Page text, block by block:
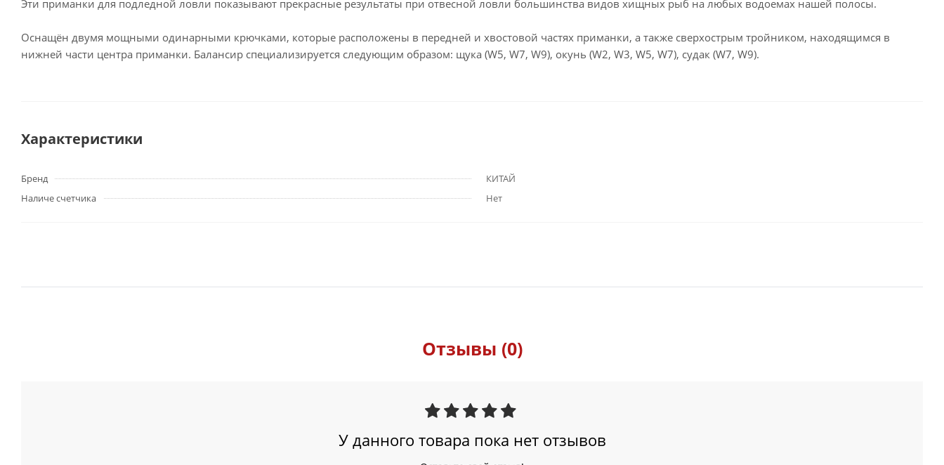
Эти приманки для подледной ловли показывают прекрасные результаты при отвесной ловли большинства видов хищных рыб на любых водоемах нашей полосы.
Оснащён двумя мощными одинарными крючками, которые расположены в передней и хвостовой частях приманки, а также сверхострым тройником, находящимся в
нижней части центра приманки. Балансир специализируется следующим образом: щука (W5, W7, W9), окунь (W2, W3, W5, W7), судак (W7, W9).
Характеристики
Бренд
КИТАЙ
Наличе счетчика
Нет
Отзывы (0)
У данного товара пока нет отзывов